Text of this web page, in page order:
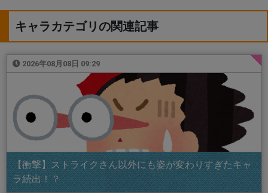
キャラカテゴリの関連記事
2026年08月08日 09:29
【衝撃】ストライクさん以外にも姿が変わりすぎたキャ
ラ続出！？